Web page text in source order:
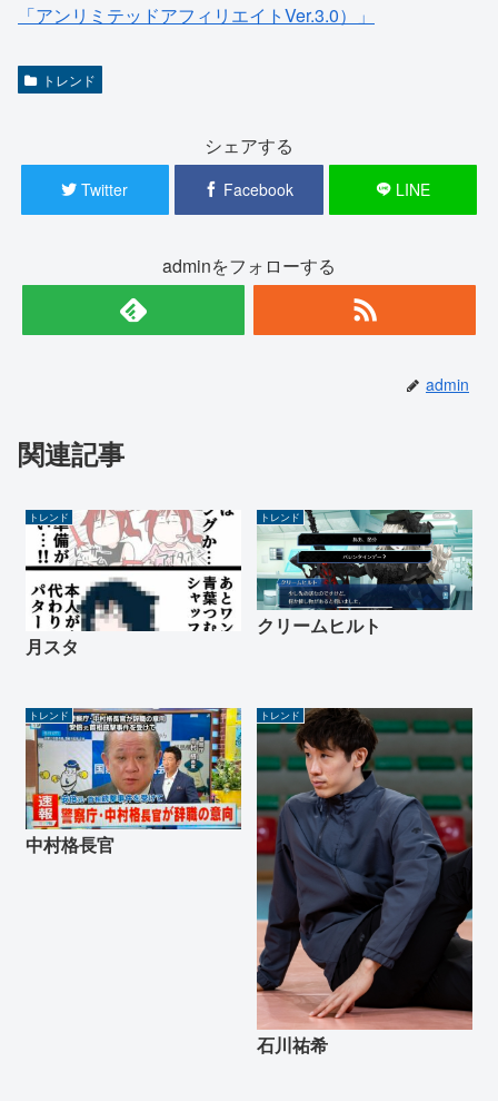
「アンリミテッドアフィリエイトVer.3.0）」
トレンド
シェアする
Twitter Facebook LINE
adminをフォローする
admin
関連記事
トレンド
月スタ
トレンド
クリームヒルト
トレンド
中村格長官
トレンド
石川祐希